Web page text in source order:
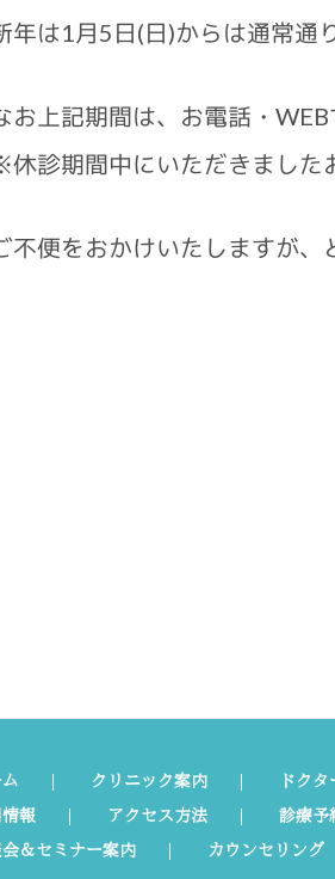
年は1月5日(日)からは通常通
お上記期間は、お電話・
診期間中にいただきました
不便をおかけいたしますが、
クリニック案内 ドクタ
報
アクセス方法 診療予
＆セミナー案内
カウンセリング